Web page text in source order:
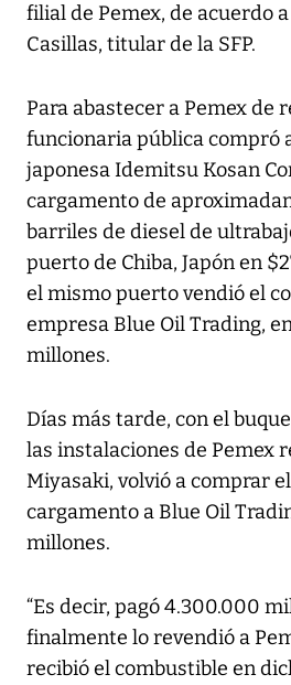
filial de Pemex, de acuerdo
Casillas, titular de la SFP.
Para abastecer a Pemex de
funcionaria pública compró
japonesa Idemitsu Kosan
cargamento de
barriles de diesel de
puerto de Chiba, Japón en
el mismo puerto vendió el
empresa Blue Oil Trading,
millones.
Días más tarde, con el
las instalaciones de Pemex
Miyasaki, volvió a comprar
cargamento a Blue Oil
millones.
“Es decir, pagó 4.300.000
finalmente lo revendió a
recibió el combustible en